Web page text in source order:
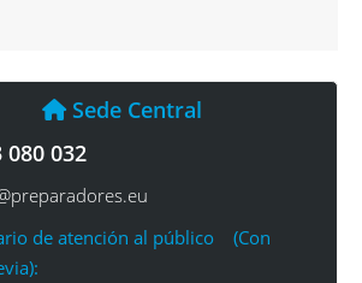
Sede Central
080 032
de atención al público (Con